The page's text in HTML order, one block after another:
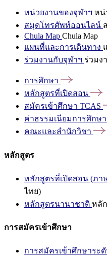
หน่วยงานของจุฬาฯ หน่
สมุดโทรศัพท์ออนไลน์
Chula Map Chula Map
แผนที่และการเดินทาง
ร่วมงานกับจุฬาฯ ร่วมง
การศึกษา
หลักสูตรที่เปิดสอน
สมัครเข้าศึกษา TCAS
ค่าธรรมเนียมการศึกษา
คณะและสำนักวิชา
หลักสูตร
หลักสูตรที่เปิดสอน (ภา
ไทย)
หลักสูตรนานาชาติ หลั
การสมัครเข้าศึกษา
การสมัครเข้าศึกษาร